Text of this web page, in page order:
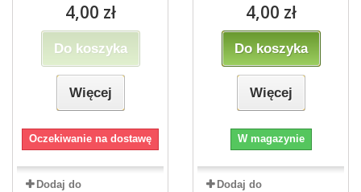
4,00 zł
Do koszyka
Więcej
Oczekiwanie na dostawę
Dodaj do
4,00 zł
Do koszyka
Więcej
W magazynie
Dodaj do